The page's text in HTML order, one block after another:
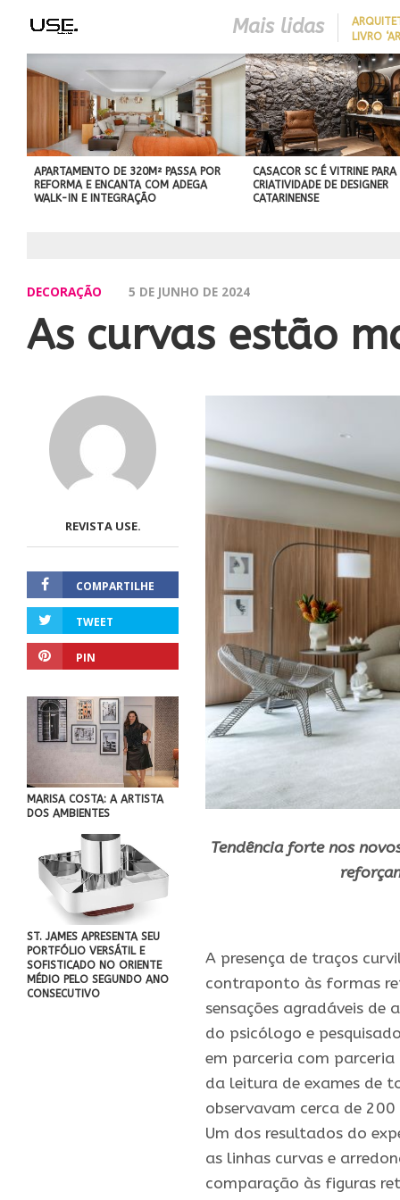
Mais lidas
LIVRO
REDUZIR
EM CASA
SEM
BEST IN SHOW
ABIMAD’42 DESTACA O
BRASILEIRO E REFORÇA
NO MERCADO
APARTAMENTO DE 320M² PASSA POR
REFORMA E ENCANTA COM ADEGA
WALK-IN E INTEGRAÇÃO
CASACOR SC É VITRINE PARA
CRIATIVIDADE DE DESIGNER
CATARINENSE
DECORAÇÃO 5 DE JUNHO DE 2024
As curvas estão
REVISTA USE.
COMPARTILHE
TWEET
PIN
MARISA COSTA: A ARTISTA
DOS AMBIENTES
ST. JAMES APRESENTA SEU
PORTFÓLIO VERSÁTIL E
SOFISTICADO NO ORIENTE
MÉDIO PELO SEGUNDO ANO
CONSECUTIVO
Tendência forte nos
A presença de traços
contraponto às formas
sensações agradáveis
do psicólogo e
em parceria com
da leitura de exames de
observavam cerca de
Um dos resultados do
as linhas curvas e
comparação às figuras